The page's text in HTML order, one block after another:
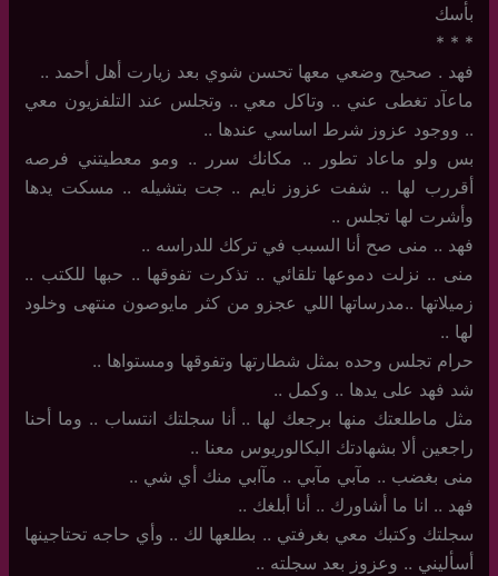
بأسك
‏*‏ * *
فهد . صحيح وضعي معها تحسن شوي بعد زيارت أهل أحمد ..
ماعآد تغطى عني .. وتاكل معي .. وتجلس عند التلفزيون معي
.. ووجود عزوز شرط اساسي عندها ..
بس ولو ماعاد تطور .. مكانك سرر .. ومو معطيتني فرصه
أقررب لها .. شفت عزوز نايم .. جت بتشيله .. مسكت يدها
وأشرت لها تجلس ..
فهد .. منى صح أنا السبب في تركك للدراسه ..
منى .. نزلت دموعها تلقائي .. تذكرت تفوقها .. حبها للكتب ..
زميلاتها ..مدرساتها اللي عجزو من كثر مايوصون منتهى وخلود
لها ..
حرام تجلس وحده بمثل شطارتها وتفوقها ومستواها ..
شد فهد على يدها .. وكمل ..
مثل ماطلعتك منها برجعك لها .. أنا سجلتك انتساب .. وما أحنا
راجعين ألا بشهادتك البكالوريوس معنا ..
منى بغضب .. مآبي مآبي .. مآابي منك أي شي ..
فهد .. انا ما أشاورك .. أنا أبلغك ..
سجلتك وكتبك معي بغرفتي .. بطلعها لك .. وأي حاجه تحتاجينها
أسأليني .. وعزوز بعد سجلته ..